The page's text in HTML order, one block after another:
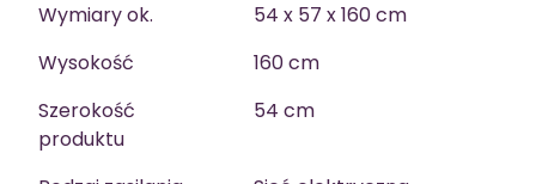
Wymiary ok.
54 x 57 x 160 cm
Wysokość
160 cm
Szerokość
produktu
54 cm